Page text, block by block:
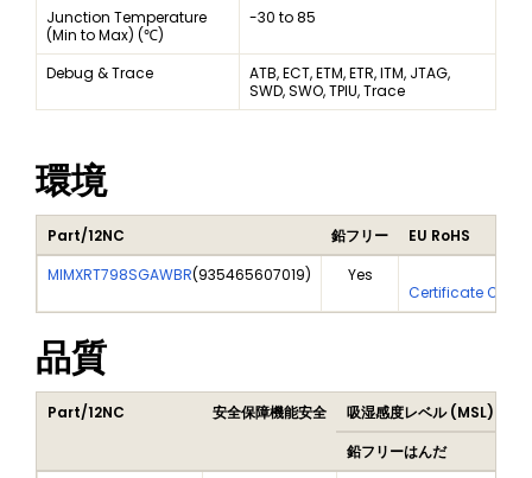
Junction Temperature
(Min to Max) (℃)
-30 to 85
Debug & Trace
ATB, ECT, ETM, ETR, ITM, JTAG,
SWD, SWO, TPIU, Trace
環境
Part/12NC 鉛フリー
EU RoHS
MIMXRT798SGAWBR(935465607019) Yes
Certificate Of
品質
Part/12NC 安全保障機能安全 吸湿感度レベル (MSL)
鉛フリーはんだ